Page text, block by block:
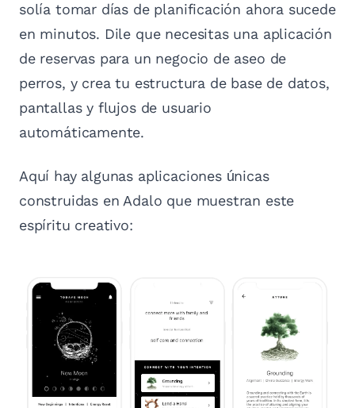
solía tomar días de planificación ahora sucede
en minutos. Dile que necesitas una aplicación
de reservas para un negocio de aseo de
perros, y crea tu estructura de base de datos,
pantallas y flujos de usuario
automáticamente.
Aquí hay algunas aplicaciones únicas
construidas en Adalo que muestran este
espíritu creativo: